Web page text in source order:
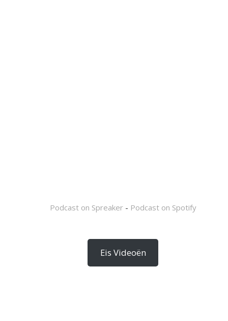
Podcast on Spreaker- Podcast on Spotify
Eis Videoën